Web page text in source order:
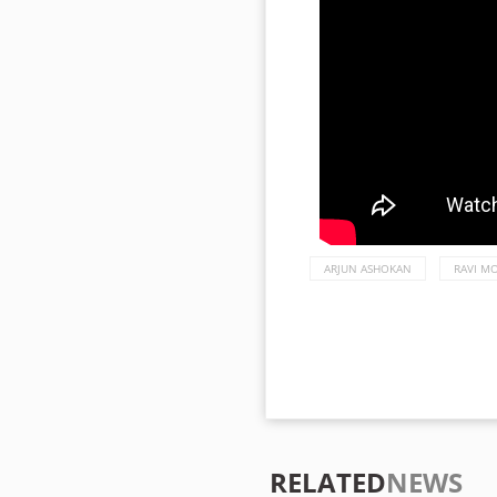
ARJUN ASHOKAN RAVI
RELATEDNEWS